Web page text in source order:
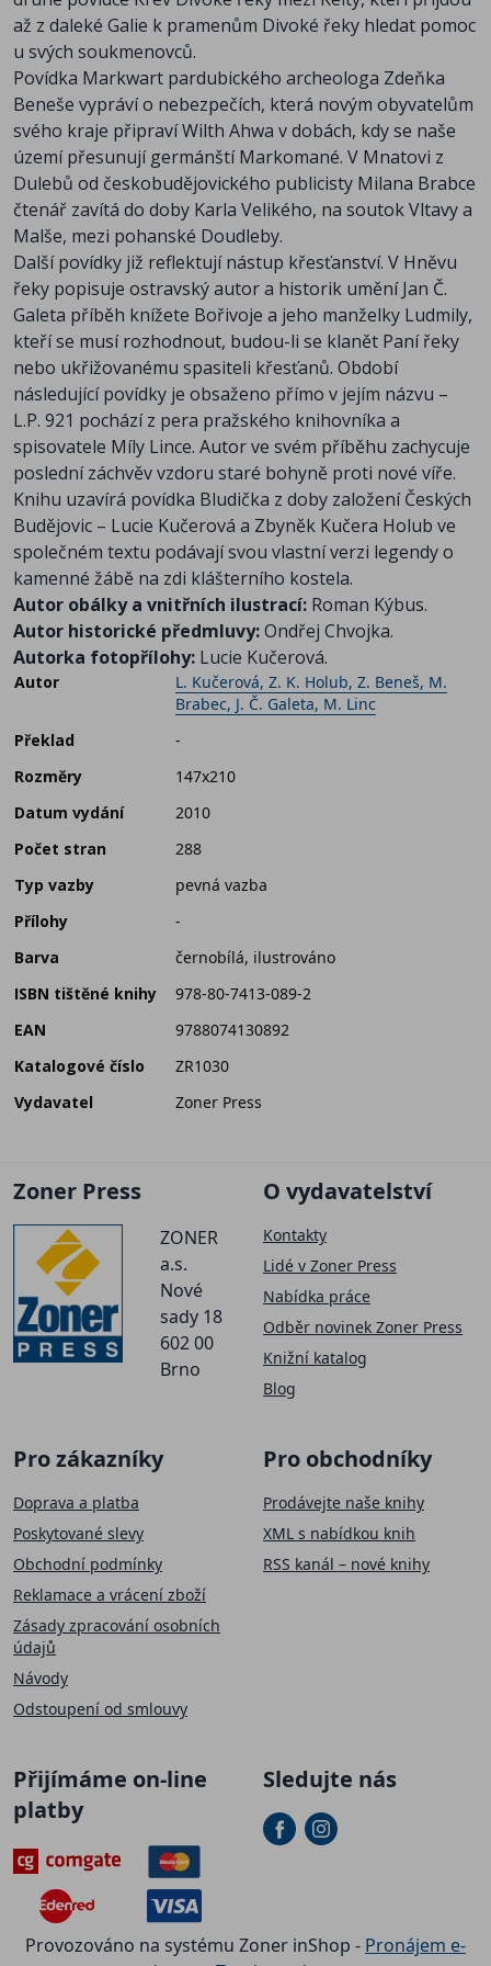
až z daleké Galie k pramenům Divoké řeky hledat pomoc
u svých soukmenovců.
Povídka Markwart pardubického archeologa Zdeňka
Beneše vypráví o nebezpečích, která novým obyvatelům
svého kraje připraví Wilth Ahwa v dobách, kdy se naše
území přesunují germánští Markomané. V Mnatovi z
Dulebů od českobudějovického publicisty Milana Brabce
čtenář zavítá do doby Karla Velikého, na soutok Vltavy a
Malše, mezi pohanské Doudleby.
Další povídky již reflektují nástup křesťanství. V Hněvu
řeky popisuje ostravský autor a historik umění Jan Č.
Galeta příběh knížete Bořivoje a jeho manželky Ludmily,
kteří se musí rozhodnout, budou-li se klanět Paní řeky
nebo ukřižovanému spasiteli křesťanů. Období
následující povídky je obsaženo přímo v jejím názvu –
L.P. 921 pochází z pera pražského knihovníka a
spisovatele Míly Lince. Autor ve svém příběhu zachycuje
poslední záchvěv vzdoru staré bohyně proti nové víře.
Knihu uzavírá povídka Bludička z doby založení Českých
Budějovic – Lucie Kučerová a Zbyněk Kučera Holub ve
společném textu podávají svou vlastní verzi legendy o
kamenné žábě na zdi klášterního kostela.
Autor obálky a vnitřních ilustrací: Roman Kýbus.
Autor historické předmluvy:Ondřej Chvojka.
Autorka fotopřílohy: Lucie Kučerová.
Autor
L. Kučerová, Z. K. Holub, Z. Beneš, M.
Brabec, J. Č. Galeta, M. Linc
Překlad
-
Rozměry
147x210
Datum vydání
2010
Počet stran
288
Typ vazby
pevná vazba
Přílohy
-
Barva
černobílá, ilustrováno
ISBN tištěné knihy
978-80-7413-089-2
EAN
9788074130892
Katalogové číslo
ZR1030
Vydavatel
Zoner Press
Zoner Press
ZONER
a.s.
Nové
sady 18
602 00
Brno
O vydavatelství
Kontakty
Lidé v Zoner Press
Nabídka práce
Odběr novinek Zoner Press
Knižní katalog
Blog
Pro zákazníky
Doprava a platba
Poskytované slevy
Obchodní podmínky
Reklamace a vrácení zboží
Zásady zpracování osobních
údajů
Návody
Odstoupení od smlouvy
Pro obchodníky
Prodávejte naše knihy
XML s nabídkou knih
RSS kanál – nové knihy
Přijímáme on-line
platby
Sledujte nás
Provozováno na systému Zoner inShop - Pronájem e-